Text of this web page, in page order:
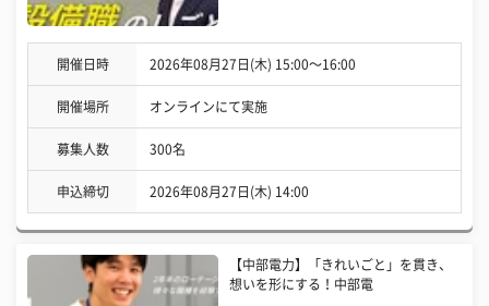
開催日時 2026年08月27日(木) 15:00〜16:00
開催場所 オンラインにて実施
募集人数 300名
申込締切 2026年08月27日(木) 14:00
【中部電力】「きれいごと」を貫き、
想いを形にする！中部電